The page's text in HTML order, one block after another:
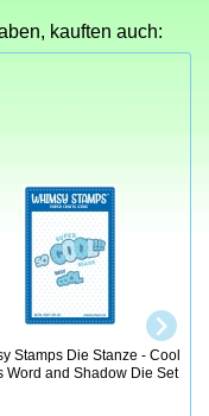
kauften auch:
Stamps Die Stanze - Cool
Word and Shadow Die Set